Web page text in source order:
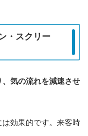
・スクリー
気の流れを減速させ
効果的です。来客時